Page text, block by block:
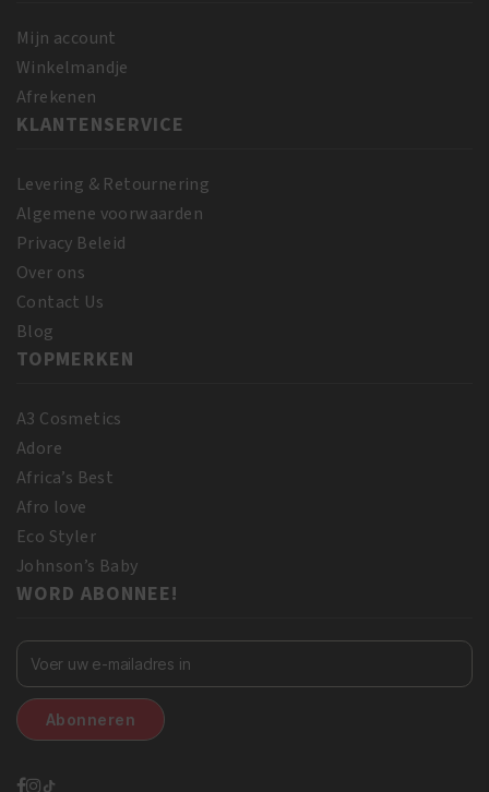
Mijn account
Winkelmandje
Afrekenen
KLANTENSERVICE
Levering & Retournering
Algemene voorwaarden
Privacy Beleid
Over ons
Contact Us
Blog
TOPMERKEN
A3 Cosmetics
Adore
Africa’s Best
Afro love
Eco Styler
Johnson’s Baby
WORD ABONNEE!